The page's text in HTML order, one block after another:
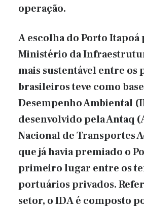
operação.
A escolha do Porto Itapoá
Ministério da
mais sustentável entre os
brasileiros teve como
Desempenho Ambiental
desenvolvido pela Antaq
Nacional de Transportes
que já havia premiado o
primeiro lugar entre os
portuários privados.
setor, o IDA é composto